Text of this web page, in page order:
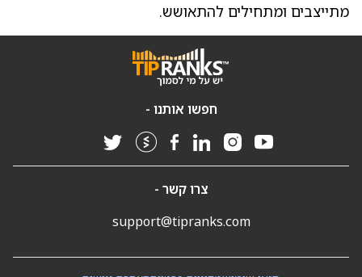
מתייצבים ומתחילים להתאושש.
חפשו אותנו -
צרו קשר -
support@tipranks.com